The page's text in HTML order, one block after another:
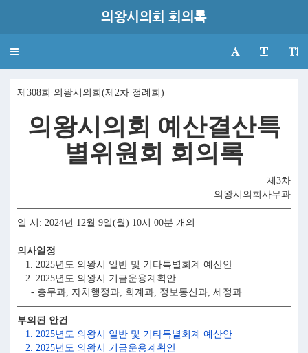
의왕시의회 회의록
Toggle
제308회 의왕시의회(제2차 정례회)
의왕시의회 예산결산특
별위원회 회의록
제3차
의왕시의회사무과
일 시: 2024년 12월 9일(월) 10시 00분 개의
의사일정
1. 2025년도 의왕시 일반 및 기타특별회계 예산안
2. 2025년도 의왕시 기금운용계획안
- 총무과, 자치행정과, 회계과, 정보통신과, 세정과
부의된 안건
1. 2025년도 의왕시 일반 및 기타특별회계 예산안
2. 2025년도 의왕시 기금운용계획안